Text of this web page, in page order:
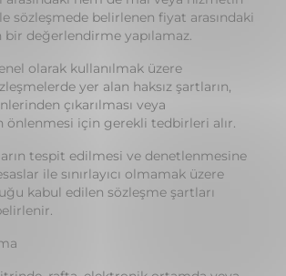
yer alan haksız şartların,
çıkarılması veya
önlenmesi için gerekli tedbirleri alır.
tespit edilmesi ve denetlenmesine
ile sınırlayıcı olmamak üzere
kabul edilen sözleşme şartları
rafta, elektronik ortamda veya
herhangi bir yerde teşhir edilen
belirtilen bir ibareye yer
kaçınılamaz.